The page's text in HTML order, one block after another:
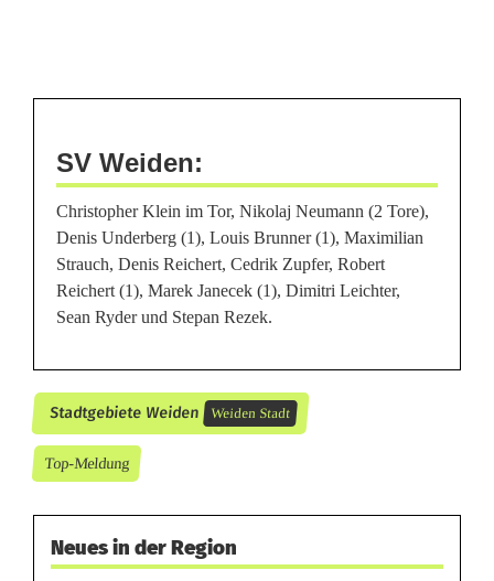
SV Weiden:
Christopher Klein im Tor, Nikolaj Neumann (2 Tore),
Denis Underberg (1), Louis Brunner (1), Maximilian
Strauch, Denis Reichert, Cedrik Zupfer, Robert
Reichert (1), Marek Janecek (1), Dimitri Leichter,
Sean Ryder und Stepan Rezek.
Stadtgebiete Weiden Weiden Stadt
Top-Meldung
Neues in der Region